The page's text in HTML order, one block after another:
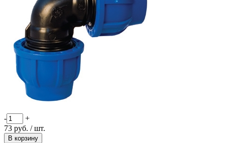
-
+
73 руб. / шт.
В корзину